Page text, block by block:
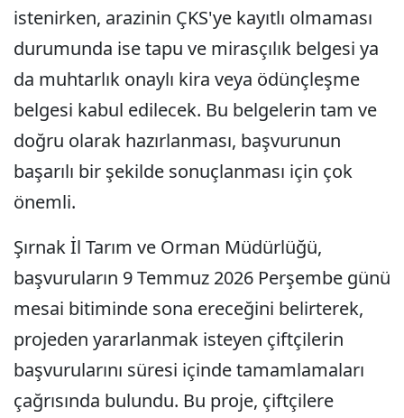
istenirken, arazinin ÇKS'ye kayıtlı olmaması
durumunda ise tapu ve mirasçılık belgesi ya
da muhtarlık onaylı kira veya ödünçleşme
belgesi kabul edilecek. Bu belgelerin tam ve
doğru olarak hazırlanması, başvurunun
başarılı bir şekilde sonuçlanması için çok
önemli.
Şırnak İl Tarım ve Orman Müdürlüğü,
başvuruların 9 Temmuz 2026 Perşembe günü
mesai bitiminde sona ereceğini belirterek,
projeden yararlanmak isteyen çiftçilerin
başvurularını süresi içinde tamamlamaları
çağrısında bulundu. Bu proje, çiftçilere